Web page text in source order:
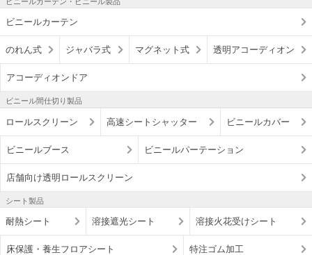
ビニールカーテン
のれん式 ジャバラ式 マグネット式 透明アコーディオン
アコーディオンドア
ビニール間仕切り製品
ロールスクリーン 高速シートシャッター ビニールカバー
ビニールブース ビニールパーテーション
店舗向け透明ロールスクリーン
シート製品
耐熱シート 溶接遮光シート 溶接火花受けシート
床保護・養生フロアシート 特注ゴム加工